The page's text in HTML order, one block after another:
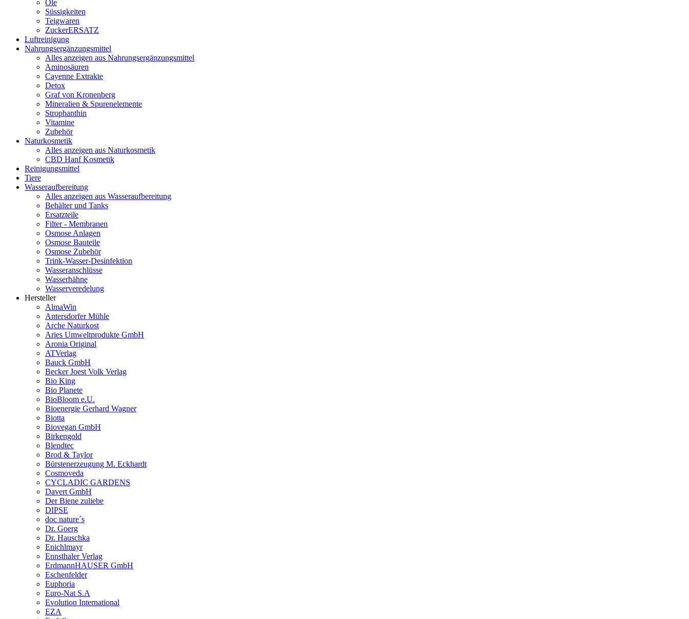
Öle
Süssigkeiten
Teigwaren
ZuckerERSATZ
Luftreinigung
Nahrungsergänzungsmittel
Alles anzeigen aus Nahrungsergänzungsmittel
Aminosäuren
Cayenne Extrakte
Detox
Graf von Kronenberg
Mineralien & Spurenelemente
Strophanthin
Vitamine
Zubehör
Naturkosmetik
Alles anzeigen aus Naturkosmetik
CBD Hanf Kosmetik
Reinigungsmittel
Tiere
Wasseraufbereitung
Alles anzeigen aus Wasseraufbereitung
Behälter und Tanks
Ersatzteile
Filter - Membranen
Osmose Anlagen
Osmose Bauteile
Osmose Zubehör
Trink-Wasser-Desinfektion
Wasseranschlüsse
Wasserhähne
Wasserveredelung
Hersteller
AlmaWin
Antersdorfer Mühle
Arche Naturkost
Aries Umweltprodukte GmbH
Aronia Original
ATVerlag
Bauck GmbH
Becker Joest Volk Verlag
Bio King
Bio Planete
BioBloom e.U.
Bioenergie Gerhard Wagner
Biotta
Biovegan GmbH
Birkengold
Blendtec
Brod & Taylor
Bürstenerzeugung M. Eckhardt
Cosmoveda
CYCLADIC GARDENS
Davert GmbH
Der Biene zuliebe
DIPSE
doc nature´s
Dr. Goerg
Dr. Hauschka
Enichlmayr
Ennsthaler Verlag
ErdmannHAUSER GmbH
Eschenfelder
Euphoria
Euro-Nat S.A
Evolution International
EZA